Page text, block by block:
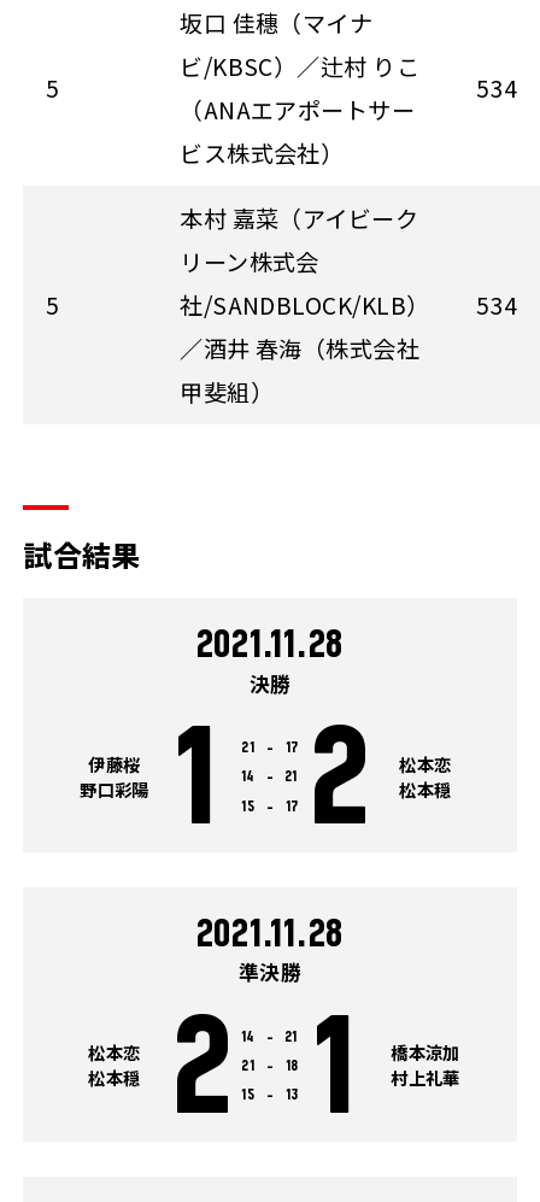
5
坂口 佳穗（マイナ
ビ/KBSC）／辻村 りこ
（ANAエアポートサー
ビス株式会社）
534
5
本村 嘉菜（アイビーク
リーン株式会
社/SANDBLOCK/KLB）
／酒井 春海（株式会社
甲斐組）
534
試合結果
2021.11.28
決勝
伊藤桜
野口彩陽
1 21 -
17
14
-
21
15
- 17 2
松本恋
松本穏
2021.11.28
準決勝
松本恋
松本穏
2 14 -
21
21
-
18
15
- 13 1
橋本涼加
村上礼華